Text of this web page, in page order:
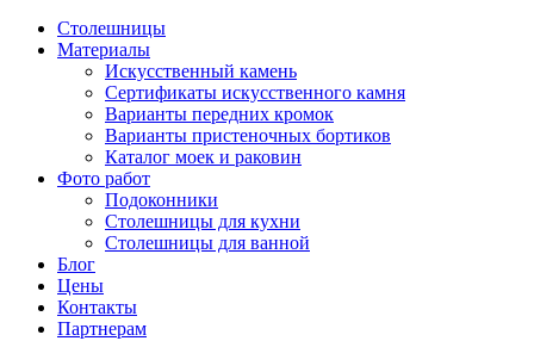
Столешницы
Материалы
Искусственный камень
Сертификаты искусственного камня
Варианты передних кромок
Варианты пристеночных бортиков
Каталог моек и раковин
Фото работ
Подоконники
Столешницы для кухни
Столешницы для ванной
Блог
Цены
Контакты
Партнерам